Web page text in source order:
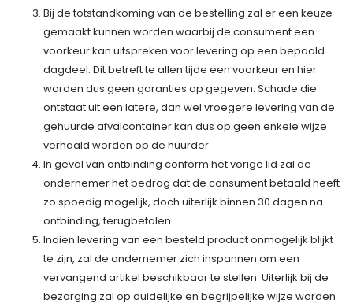
Bij de totstandkoming van de bestelling zal er een keuze
gemaakt kunnen worden waarbij de consument een
voorkeur kan uitspreken voor levering op een bepaald
dagdeel. Dit betreft te allen tijde een voorkeur en hier
worden dus geen garanties op gegeven. Schade die
ontstaat uit een latere, dan wel vroegere levering van de
gehuurde afvalcontainer kan dus op geen enkele wijze
verhaald worden op de huurder.
In geval van ontbinding conform het vorige lid zal de
ondernemer het bedrag dat de consument betaald heeft
zo spoedig mogelijk, doch uiterlijk binnen 30 dagen na
ontbinding, terugbetalen.
Indien levering van een besteld product onmogelijk blijkt
te zijn, zal de ondernemer zich inspannen om een
vervangend artikel beschikbaar te stellen. Uiterlijk bij de
bezorging zal op duidelijke en begrijpelijke wijze worden